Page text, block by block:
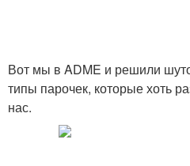
Вот мы в ADME и решили
типы парочек, которые хоть
нас.